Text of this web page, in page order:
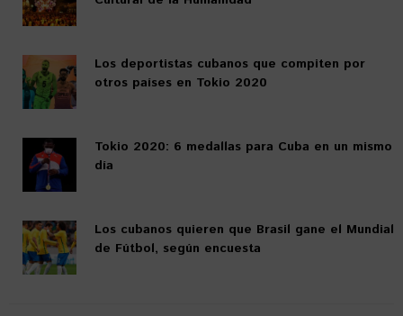
Los deportistas cubanos que compiten por
otros países en Tokio 2020
Tokio 2020: 6 medallas para Cuba en un mismo
día
Los cubanos quieren que Brasil gane el Mundial
de Fútbol, según encuesta